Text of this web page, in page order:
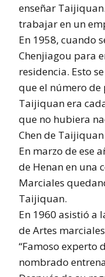
enseñar
trabajar en un
En 1958, cuando
Chenjiagou para
residencia. Esto
que el número
Taijiquan era
que no hubiera
Chen de
En marzo de ese
de Henan en una
Marciales
Taijiquan.
En 1960 asistió a
de Artes
“Famoso experto
nombrado